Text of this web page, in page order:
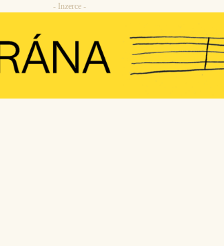
- Inzerce -